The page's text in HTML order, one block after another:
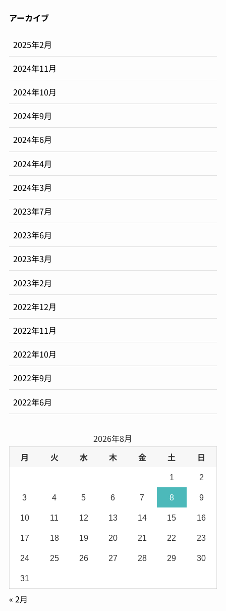
アーカイブ
2025年2月
2024年11月
2024年10月
2024年9月
2024年6月
2024年4月
2024年3月
2023年7月
2023年6月
2023年3月
2023年2月
2022年12月
2022年11月
2022年10月
2022年9月
2022年6月
2026年8月
月
火 水 木 金 土 日
1 2
3 4 5 6 7 8 9
10 11 12 13 14 15 16
17 18 19 20 21 22 23
24 25 26 27 28 29 30
31
« 2月